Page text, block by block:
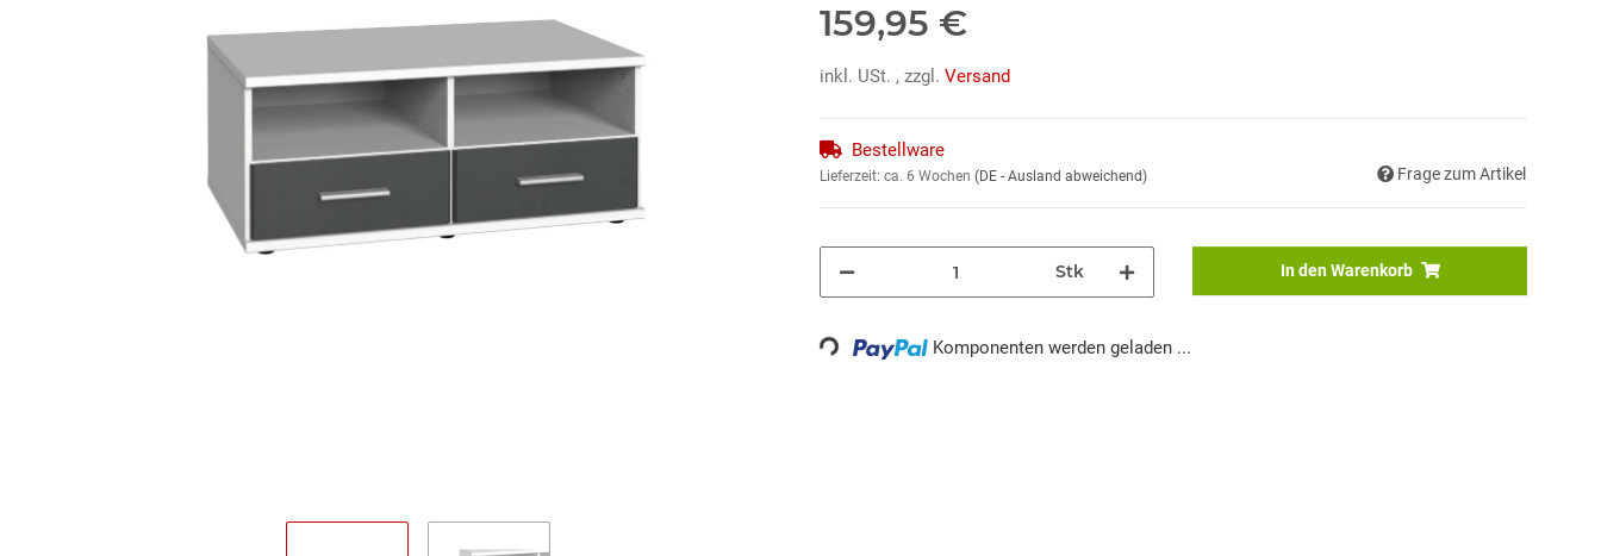
159,95 €
inkl. USt. , zzgl. Versand
Bestellware
Lieferzeit: ca. 6 Wochen (DE - Ausland abweichend) Frage zum Artikel
Stk In den Warenkorb
Loading... Komponenten werden geladen ...